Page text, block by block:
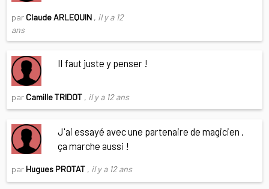
par Claude ARLEQUIN , il y a 12
ans
Il faut juste y penser !
par Camille TRIDOT , il y a 12 ans
J'ai essayé avec une partenaire de magicien ,
ça marche aussi !
par Hugues PROTAT , il y a 12 ans